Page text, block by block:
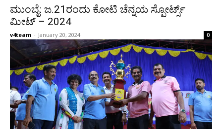
ಮುಂಬೈ: ಜ.21ರಂದು ಕೋಟಿ ಚೆನ್ನಯ ಸ್ಪೋರ್ಟ್ಸ್
ಮೀಟ್ – 2024
v4team - January 20, 2024 0